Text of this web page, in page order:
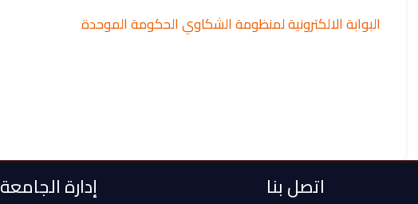
البوابة الالكترونية لمنظومة الشكاوي الحكومة الموحدة
اتصل بنا إدارة الجامعة